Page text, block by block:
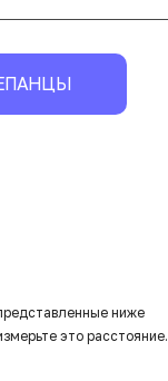
ниже
это расстояние.